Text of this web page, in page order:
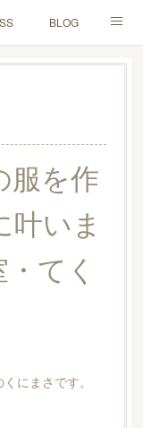
BLOG
服を作
叶いま
てく
にまさです。